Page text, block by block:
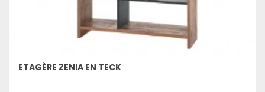
ETAGÈRE ZENIA EN TECK